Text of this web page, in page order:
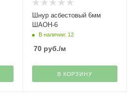
Шнур асбестовый 6мм
ШАОН-6
В наличии: 12
70руб./м
В КОРЗИНУ